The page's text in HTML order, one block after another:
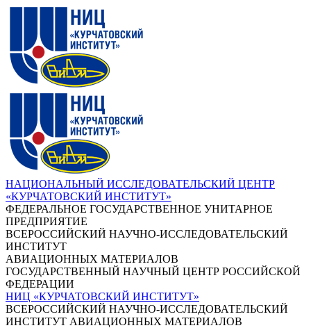
НАЦИОНАЛЬНЫЙ ИССЛЕДОВАТЕЛЬСКИЙ ЦЕНТР
«КУРЧАТОВСКИЙ ИНСТИТУТ»
ФЕДЕРАЛЬНОЕ ГОСУДАРСТВЕННОЕ УНИТАРНОЕ
ПРЕДПРИЯТИЕ
ВСЕРОССИЙСКИЙ НАУЧНО-ИССЛЕДОВАТЕЛЬСКИЙ
ИНСТИТУТ
АВИАЦИОННЫХ МАТЕРИАЛОВ
ГОСУДАРСТВЕННЫЙ НАУЧНЫЙ ЦЕНТР РОССИЙСКОЙ
ФЕДЕРАЦИИ
НИЦ «КУРЧАТОВСКИЙ ИНСТИТУТ»
ВСЕРОССИЙСКИЙ НАУЧНО-ИССЛЕДОВАТЕЛЬСКИЙ
ИНСТИТУТ АВИАЦИОННЫХ МАТЕРИАЛОВ